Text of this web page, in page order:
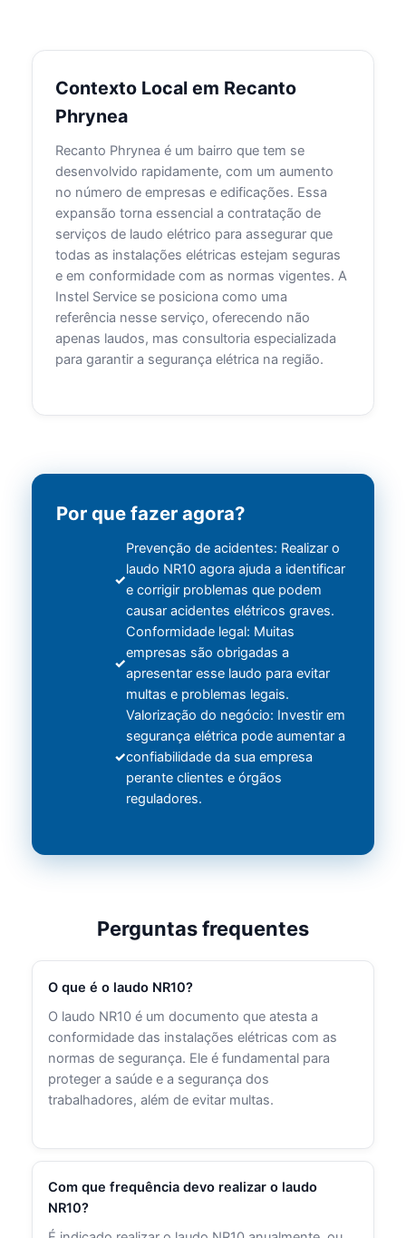
Contexto Local em Recanto
Phrynea
Recanto Phrynea é um bairro que tem se
desenvolvido rapidamente, com um aumento
no número de empresas e edificações. Essa
expansão torna essencial a contratação de
serviços de laudo elétrico para assegurar que
todas as instalações elétricas estejam seguras
e em conformidade com as normas vigentes. A
Instel Service se posiciona como uma
referência nesse serviço, oferecendo não
apenas laudos, mas consultoria especializada
para garantir a segurança elétrica na região.
Por que fazer agora?
Prevenção de acidentes: Realizar o
laudo NR10 agora ajuda a identificar
e corrigir problemas que podem
causar acidentes elétricos graves.
Conformidade legal: Muitas
empresas são obrigadas a
apresentar esse laudo para evitar
multas e problemas legais.
Valorização do negócio: Investir em
segurança elétrica pode aumentar a
confiabilidade da sua empresa
perante clientes e órgãos
reguladores.
Perguntas frequentes
O que é o laudo NR10?
O laudo NR10 é um documento que atesta a
conformidade das instalações elétricas com as
normas de segurança. Ele é fundamental para
proteger a saúde e a segurança dos
trabalhadores, além de evitar multas.
Com que frequência devo realizar o laudo
NR10?